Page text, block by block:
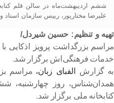
ششم اردیبهشت‌ماه در سالن قلم
علیرضا مختارپور، رییس سازمان
تهیه و تنظیم: حسین شیردل/
مراسم بزرگداشت پرویز اذکایی
خدمات فرهنگی‌اش برگزار شد.
به گزارش الفبای زبان، مراسم
همدان‌شناس، روز چهارشنبه،
کتابخانه ملی برگزار شد.